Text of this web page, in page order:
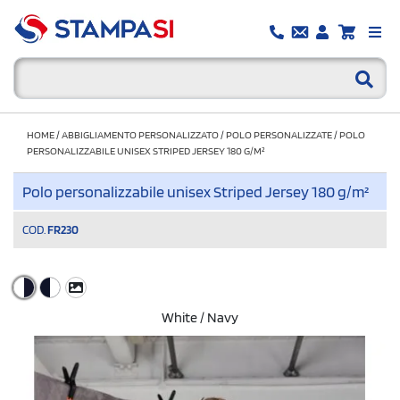
HOME/ABBIGLIAMENTO PERSONALIZZATO/POLO PERSONALIZZATE/POLO
PERSONALIZZABILE UNISEX STRIPED JERSEY 180 G/M²
Polo personalizzabile unisex Striped Jersey 180 g/m²
COD. FR230
White / Navy